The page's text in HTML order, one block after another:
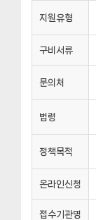
지원유형
구비서류
문의처
법령
정책목적
온라인신청
접수기관명